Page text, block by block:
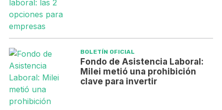
BOLETÍN OFICIAL
Fondo de Asistencia Laboral:
Milei metió una prohibición
clave para invertir